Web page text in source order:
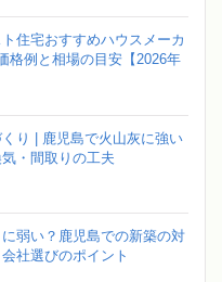
住宅おすすめハウスメーカ
格例と相場の目安【2026年
り | 鹿児島で火山灰に強い
・間取りの工夫
弱い？鹿児島での新築の対
社選びのポイント